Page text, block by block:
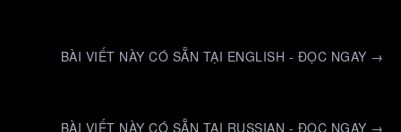
BÀI VIẾT NÀY CÓ SẴN TẠI ENGLISH - ĐỌC NGAY →
BÀI VIẾT NÀY CÓ SẴN TẠI RUSSIAN - ĐỌC NGAY →